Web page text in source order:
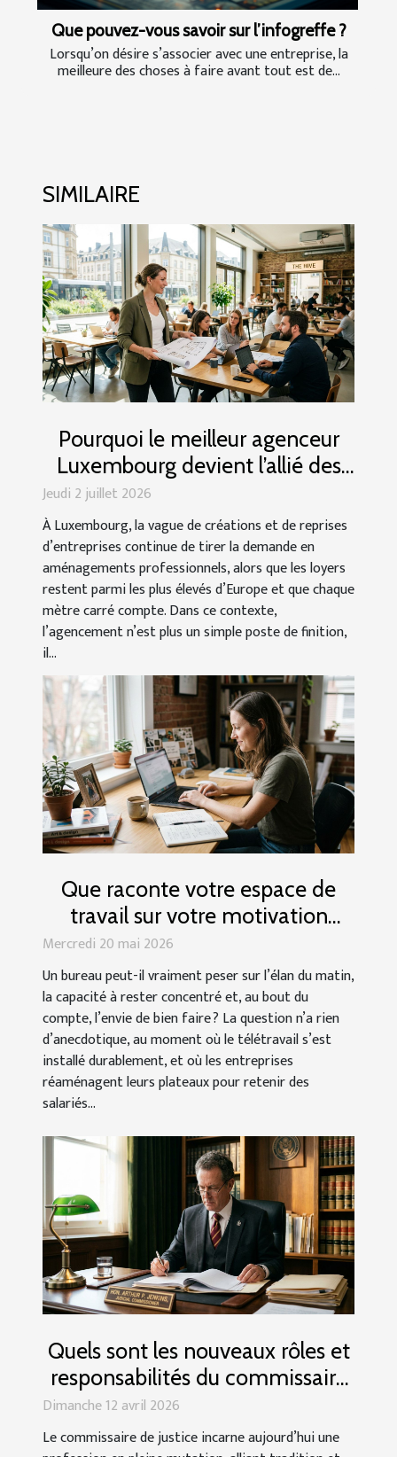
Que pouvez-vous savoir sur l’infogreffe ?
Lorsqu’on désire s’associer avec une entreprise, la
meilleure des choses à faire avant tout est de...
SIMILAIRE
Pourquoi le meilleur agenceur
Luxembourg devient l’allié des
entrepreneurs locaux ?
Jeudi 2 juillet 2026
À Luxembourg, la vague de créations et de reprises
d’entreprises continue de tirer la demande en
aménagements professionnels, alors que les loyers
restent parmi les plus élevés d’Europe et que chaque
mètre carré compte. Dans ce contexte,
l’agencement n’est plus un simple poste de finition,
il...
Que raconte votre espace de
travail sur votre motivation
quotidienne ?
Mercredi 20 mai 2026
Un bureau peut-il vraiment peser sur l’élan du matin,
la capacité à rester concentré et, au bout du
compte, l’envie de bien faire ? La question n’a rien
d’anecdotique, au moment où le télétravail s’est
installé durablement, et où les entreprises
réaménagent leurs plateaux pour retenir des
salariés...
Quels sont les nouveaux rôles et
responsabilités du commissaire
de justice ?
Dimanche 12 avril 2026
Le commissaire de justice incarne aujourd’hui une